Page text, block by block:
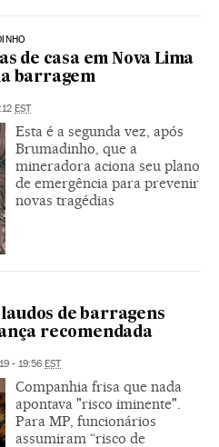
de casa em Nova Lima
barragem
EST
Esta é a segunda vez, após
Brumadinho, que a
mineradora aciona seu plano
de emergência para prevenir
novas tragédias
de barragens
recomendada
- 19:56 EST
Companhia frisa que nada
apontava "risco iminente".
Para MP, funcionários
assumiram “risco de